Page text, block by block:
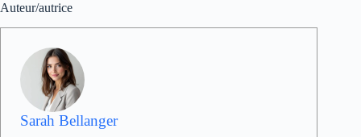
Auteur/autrice
Sarah Bellanger